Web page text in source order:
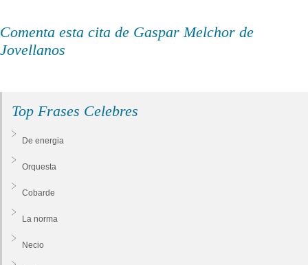
Comenta esta cita de Gaspar Melchor de
Jovellanos
Top Frases Celebres
De energia
Orquesta
Cobarde
La norma
Necio